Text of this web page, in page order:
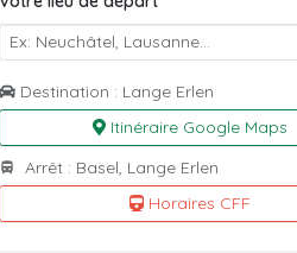
Destination : Lange Erlen
Itinéraire Google Maps
Arrêt : Basel, Lange Erlen
Horaires CFF